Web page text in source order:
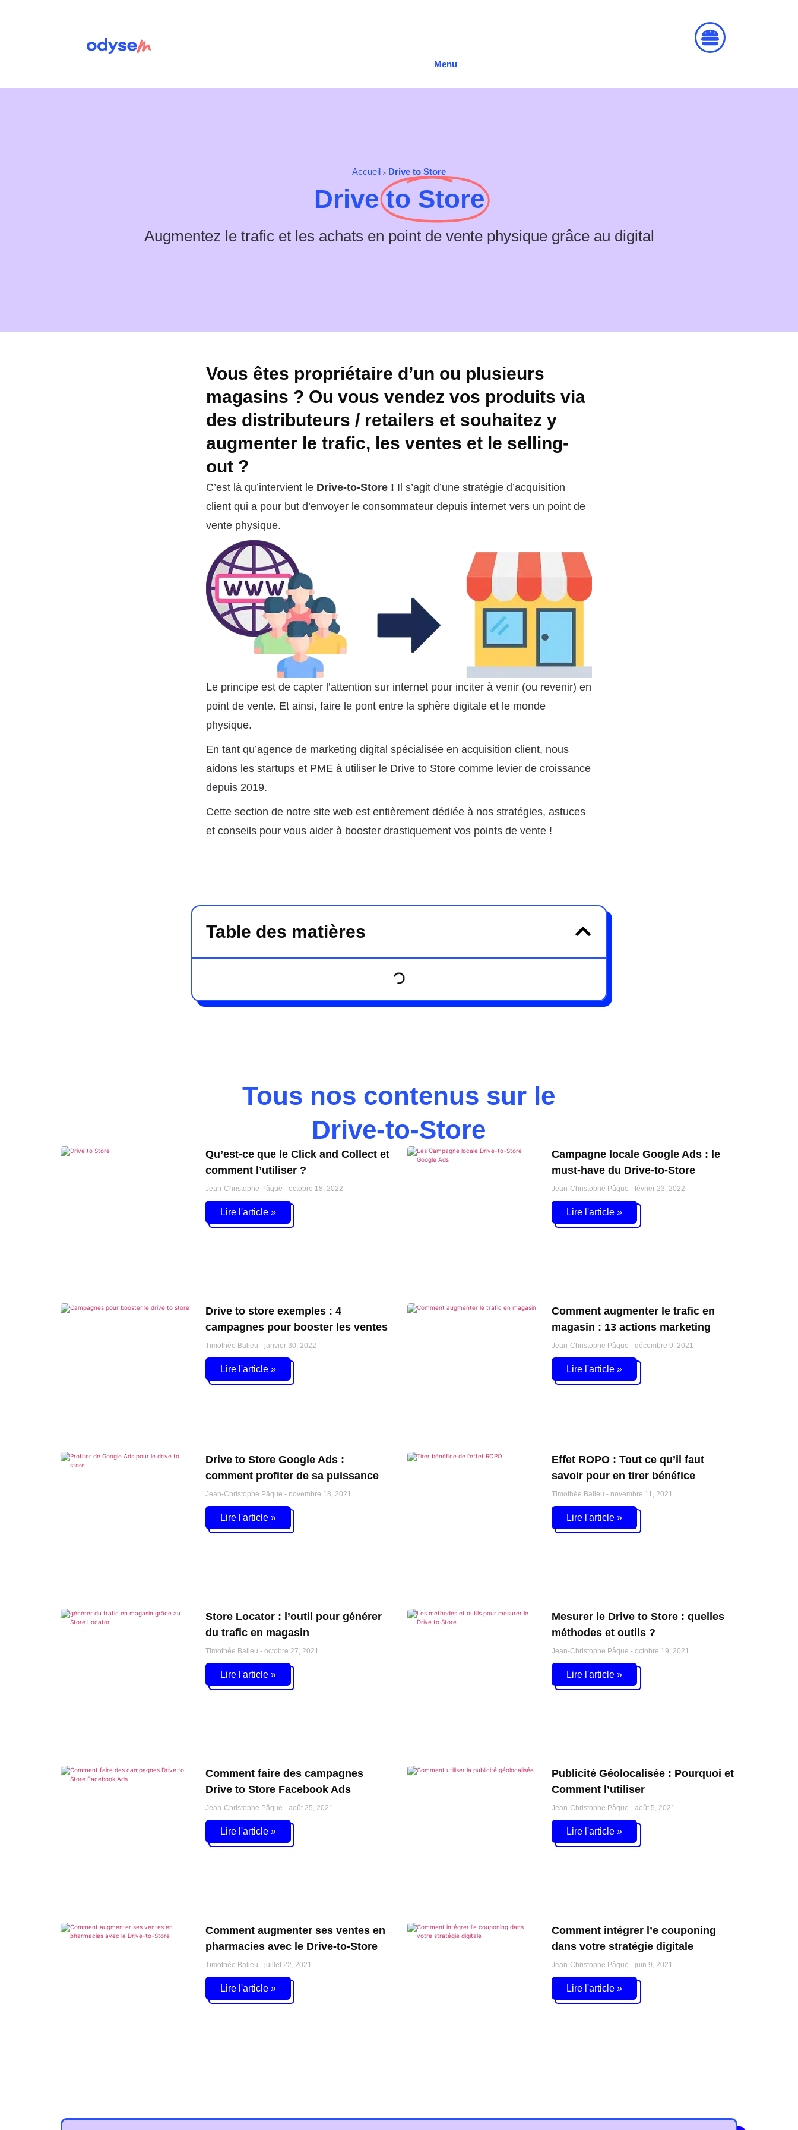
Menu
Accueil > Drive to Store
Drive to Store
Augmentez le trafic et les achats en point de vente physique grâce au digital
Vous êtes propriétaire d’un ou plusieurs
magasins ? Ou vous vendez vos produits via
des distributeurs / retailers et souhaitez y
augmenter le trafic, les ventes et le selling-
out ?
C’est là qu’intervient le Drive-to-Store ! Il s’agit d’une stratégie d’acquisition
client qui a pour but d’envoyer le consommateur depuis internet vers un point de
vente physique.
Le principe est de capter l’attention sur internet pour inciter à venir (ou revenir) en
point de vente. Et ainsi, faire le pont entre la sphère digitale et le monde
physique.
En tant qu’agence de marketing digital spécialisée en acquisition client, nous
aidons les startups et PME à utiliser le Drive to Store comme levier de croissance
depuis 2019.
Cette section de notre site web est entièrement dédiée à nos stratégies, astuces
et conseils pour vous aider à booster drastiquement vos points de vente !
Table des matières
Tous nos contenus sur le
Drive-to-Store
Qu’est-ce que le Click and Collect et
comment l’utiliser ?
Jean-Christophe Pâque octobre 18, 2022
Lire l'article »
Campagne locale Google Ads : le
must-have du Drive-to-Store
Jean-Christophe Pâque février 23, 2022
Lire l'article »
Drive to store exemples : 4
campagnes pour booster les ventes
Timothée Balieu janvier 30, 2022
Lire l'article »
Comment augmenter le trafic en
magasin : 13 actions marketing
Jean-Christophe Pâque décembre 9, 2021
Lire l'article »
Drive to Store Google Ads :
comment profiter de sa puissance
Jean-Christophe Pâque novembre 18, 2021
Lire l'article »
Effet ROPO : Tout ce qu’il faut
savoir pour en tirer bénéfice
Timothée Balieu novembre 11, 2021
Lire l'article »
Store Locator : l’outil pour générer
du trafic en magasin
Timothée Balieu octobre 27, 2021
Lire l'article »
Mesurer le Drive to Store : quelles
méthodes et outils ?
Jean-Christophe Pâque octobre 19, 2021
Lire l'article »
Comment faire des campagnes
Drive to Store Facebook Ads
Jean-Christophe Pâque août 25, 2021
Lire l'article »
Publicité Géolocalisée : Pourquoi et
Comment l’utiliser
Jean-Christophe Pâque août 5, 2021
Lire l'article »
Comment augmenter ses ventes en
pharmacies avec le Drive-to-Store
Timothée Balieu juillet 22, 2021
Lire l'article »
Comment intégrer l’e couponing
dans votre stratégie digitale
Jean-Christophe Pâque juin 9, 2021
Lire l'article »